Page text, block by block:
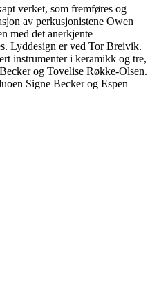
verket, som fremføres og
av perkusjonistene Owen
med det anerkjente
Lyddesign er ved Tor Breivik.
instrumenter i keramikk og tre,
og Tovelise Røkke-Olsen.
Signe Becker og Espen